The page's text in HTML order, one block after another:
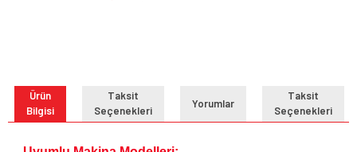
Ürün
Bilgisi
Taksit
Seçenekleri
Yorumlar
Taksit
Seçenekleri